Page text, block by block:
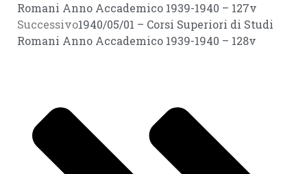
Romani Anno Accademico 1939-1940 – 127v
Successivo1940/05/01 – Corsi Superiori di Studi
Romani Anno Accademico 1939-1940 – 128v